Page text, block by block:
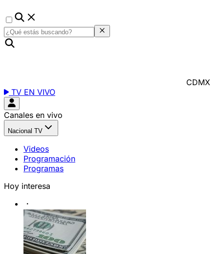
CDMX
TV EN VIVO
Canales en vivo
Nacional TV
Videos
Programación
Programas
Hoy interesa